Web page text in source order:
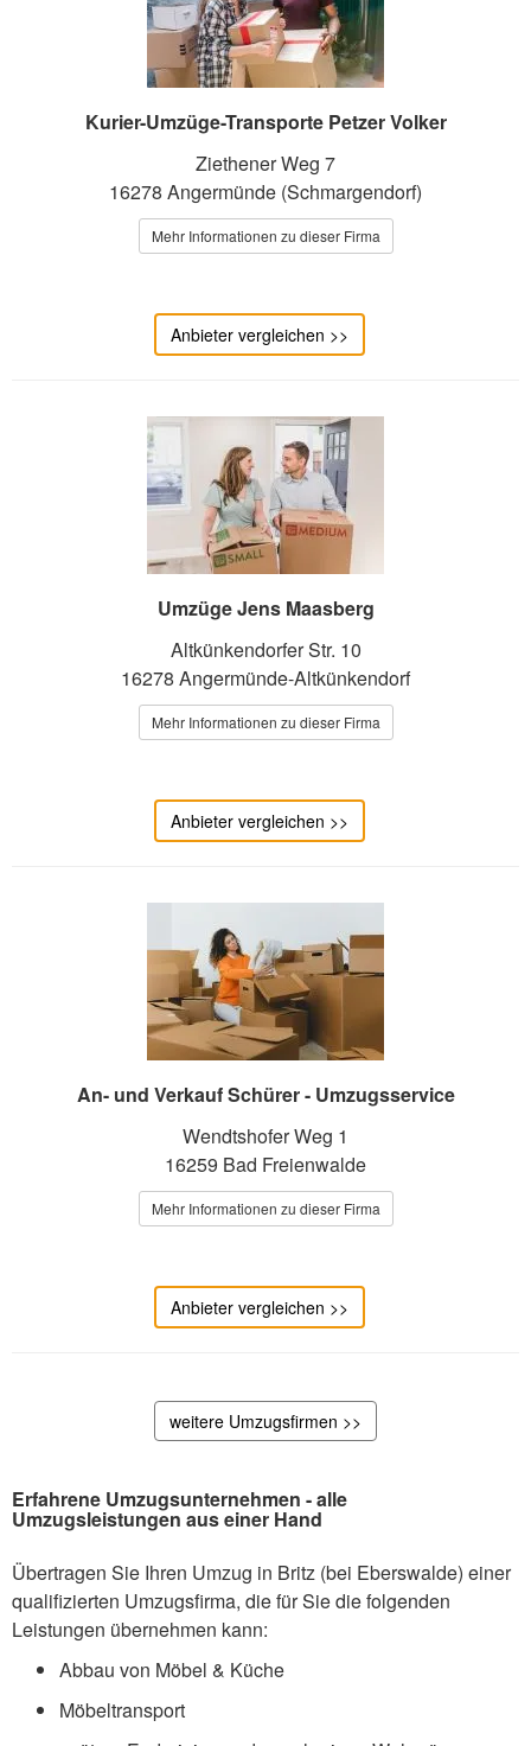
Kurier-Umzüge-Transporte Petzer Volker
Ziethener Weg 7
16278 Angermünde (Schmargendorf)
Mehr Informationen zu dieser Firma
Anbieter vergleichen >>
Umzüge Jens Maasberg
Altkünkendorfer Str. 10
16278 Angermünde-Altkünkendorf
Mehr Informationen zu dieser Firma
Anbieter vergleichen >>
An- und Verkauf Schürer - Umzugsservice
Wendtshofer Weg 1
16259 Bad Freienwalde
Mehr Informationen zu dieser Firma
Anbieter vergleichen >>
weitere Umzugsfirmen >>
Erfahrene Umzugsunternehmen - alle
Umzugsleistungen aus einer Hand
Übertragen Sie Ihren Umzug in Britz (bei Eberswalde) einer
qualifizierten Umzugsfirma, die für Sie die folgenden
Leistungen übernehmen kann:
Abbau von Möbel & Küche
Möbeltransport